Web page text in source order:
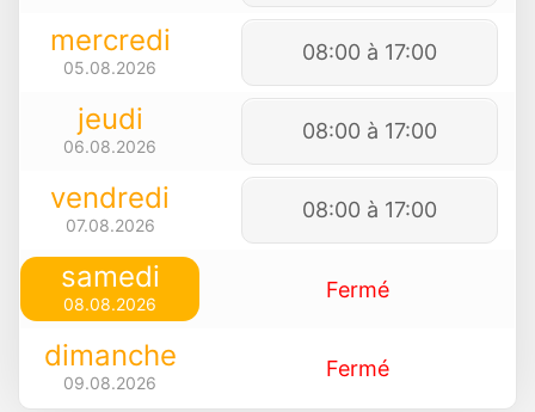
mercredi
05.08.2026
08:00 à 17:00
jeudi
06.08.2026
08:00 à 17:00
vendredi
07.08.2026
08:00 à 17:00
samedi
08.08.2026
Fermé
dimanche
09.08.2026
Fermé